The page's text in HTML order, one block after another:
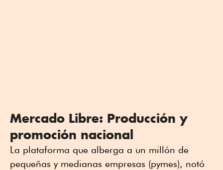
Mercado Libre: Producción y
promoción nacional
La plataforma que alberga a un millón de
pequeñas y medianas empresas (pymes), notó